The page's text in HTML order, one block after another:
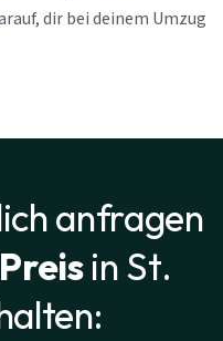
dir bei deinem Umzug
anfragen
in St.